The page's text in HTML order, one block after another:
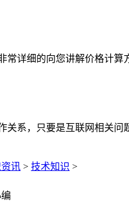
常详细的向您讲解价格计
关系，只要是互联网相关
讯 > 技术知识 >